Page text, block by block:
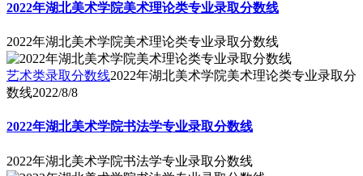
2022年湖北美术学院美术理论类专业录取分数线
2022年湖北美术学院美术理论类专业录取分数线
艺术类录取分数线2022年湖北美术学院美术理论类专业录取分
数线2022/8/8
2022年湖北美术学院书法学专业录取分数线
2022年湖北美术学院书法学专业录取分数线